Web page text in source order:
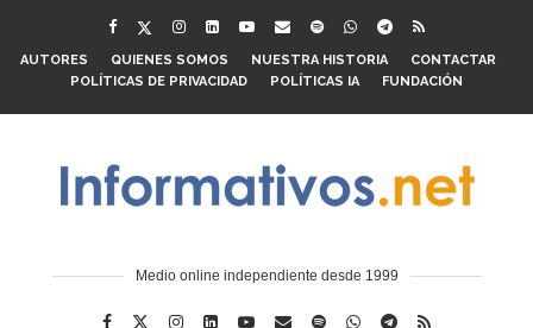
AUTORES QUIENES SOMOS NUESTRA HISTORIA
CONTACTAR
POLÍTICAS DE PRIVACIDAD
POLÍTICAS IA FUNDACIÓN
Medio online independiente desde 1999